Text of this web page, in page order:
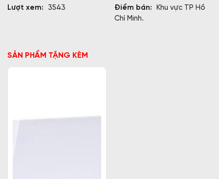
Lượt xem:
3543 Điểm bán:
Khu vực TP Hồ
Chí Minh.
SẢN PHẨM TẶNG KÈM